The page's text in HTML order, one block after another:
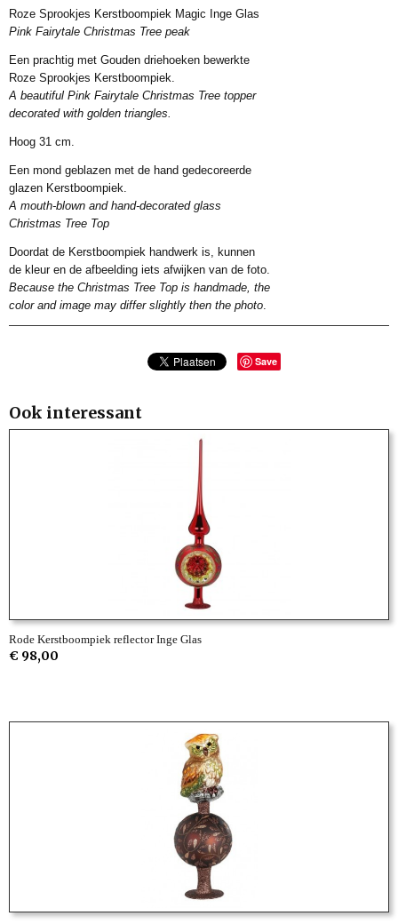
Productcode leverancier
IMP404311
Afmetingen (l,b,h)
0 x 0 x 31 cm
Roze Sprookjes Kerstboompiek Magic Inge Glas
Pink Fairytale Christmas Tree peak
Een prachtig met Gouden driehoeken bewerkte
Roze Sprookjes Kerstboompiek.
A beautiful Pink Fairytale Christmas Tree topper
decorated with golden triangles.
Hoog 31 cm.
Een mond geblazen met de hand gedecoreerde
glazen Kerstboompiek.
A mouth-blown and hand-decorated glass
Christmas Tree Top
Doordat de Kerstboompiek handwerk is, kunnen
de kleur en de afbeelding iets afwijken van de foto.
Because the Christmas Tree Top is handmade, the
color and image may differ slightly then the photo.
Save
Ook interessant
Rode Kerstboompiek reflector Inge Glas
€ 98,00